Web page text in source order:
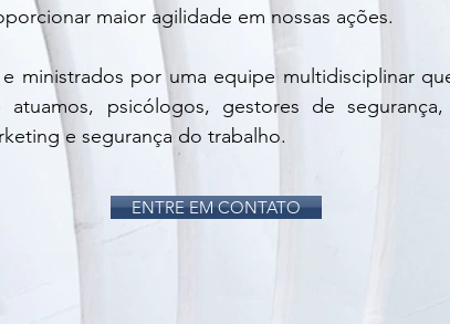
maior agilidade em nossas ações.
ministrados por uma equipe multidisciplinar
psicólogos, gestores de
e segurança do trabalho.
ENTRE EM CONTATO